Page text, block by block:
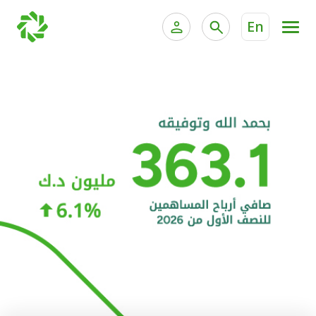
En
الخدمات المصرفية الإلكترونية للشركات
خدمة "بيتك" للتداول الإلكتروني
الحسابات المصرفية
البطاقات
"برامج العملاء"